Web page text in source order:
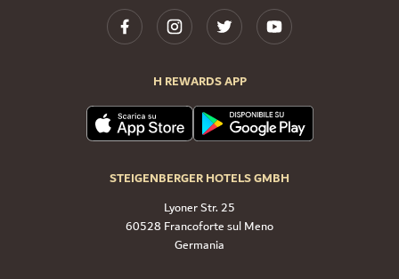
H REWARDS APP
STEIGENBERGER HOTELS GMBH
Lyoner Str. 25
60528 Francoforte sul Meno
Germania